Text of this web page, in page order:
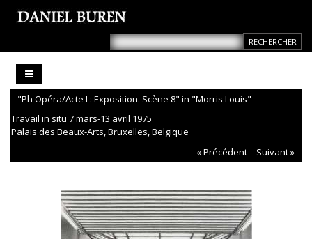
"Ph Opéra/Acte I : Exposition. Scène 8" in "Morris Louis"
Travail in situ 7 mars-13 avril 1975
Palais des Beaux-Arts, Bruxelles, Belgique
« Précédent
Suivant »